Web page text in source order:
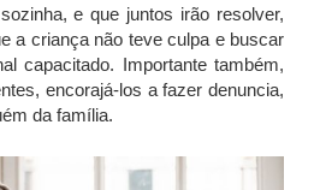
e que juntos irão resolver,
a criança não teve culpa e buscar
capacitado. Importante também,
encorajá-los a fazer denuncia,
da família.